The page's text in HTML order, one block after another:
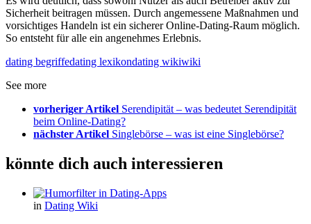
Sicherheit beitragen müssen. Durch angemessene Maßnahmen und
vorsichtiges Handeln ist ein sicherer Online-Dating-Raum möglich.
So entsteht für alle ein angenehmes Erlebnis.
dating begriffedating lexikondating wikiwiki
See more
vorheriger Artikel Serendipität – was bedeutet Serendipität
beim Online-Dating?
nächster Artikel Singlebörse – was ist eine Singlebörse?
könnte dich auch interessieren
in Dating Wiki